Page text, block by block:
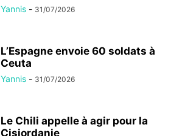
Yannis - 31/07/2026
L’Espagne envoie 60 soldats à
Ceuta
Yannis - 31/07/2026
Le Chili appelle à agir pour la
Cisjordanie